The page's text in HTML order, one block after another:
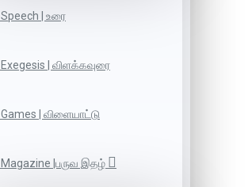
Speech | உரை
Exegesis | விளக்கவுரை
Games | விளையாட்டு
Magazine |பருவ இதழ்